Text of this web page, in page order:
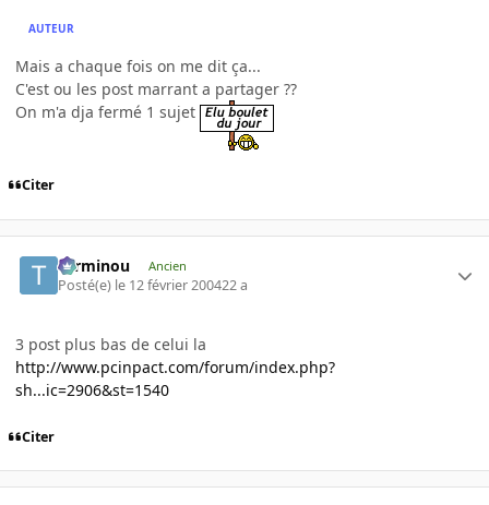
AUTEUR
Mais a chaque fois on me dit ça...
C'est ou les post marrant a partager ??
On m'a dja fermé 1 sujet
Citer
Terminou Ancien
Posté(e) le 12 février 200422 a
3 post plus bas de celui la
http://www.pcinpact.com/forum/index.php?
sh...ic=2906&st=1540
Citer